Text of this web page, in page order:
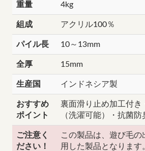
重量 4kg
組成 アクリル100％
パイル長 10～13mm
全厚 15mm
生産国 インドネシア製
おすすめ
ポイント
裏面滑り止め加工付き
（洗濯可能）・抗菌防
ご注意く
ださい！
この製品は、遊び毛の
用した製品となります